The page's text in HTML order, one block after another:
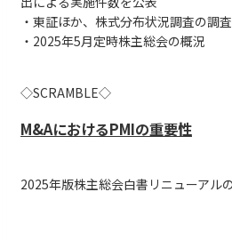
・東証ほか、株式分布状況調査の調
・2025年5月定時株主総会の概況
◇SCRAMBLE◇
M&AにおけるPMIの重要性
2025年版株主総会白書リニューアル